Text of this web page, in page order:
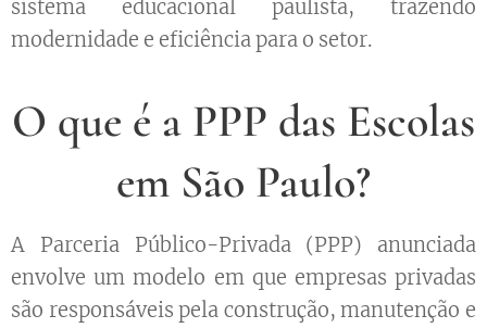
sistema educacional paulista, trazendo
modernidade e eficiência para o setor.
O que é a PPP das Escolas
em São Paulo?
A Parceria Público-Privada (PPP) anunciada
envolve um modelo em que empresas privadas
são responsáveis pela construção, manutenção e